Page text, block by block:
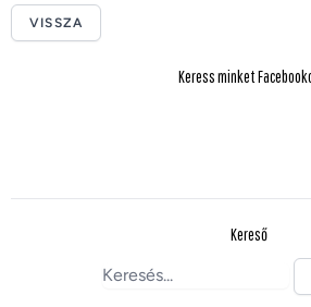
VISSZA
Keress minket
Kereső